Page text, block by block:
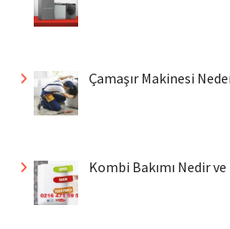
Çamaşır Makinesi
Kombi Bakımı Nedir ve